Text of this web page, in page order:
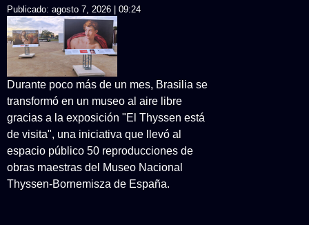
Publicado: agosto 7, 2026 | 09:24
Durante poco más de un mes, Brasilia se
transformó en un museo al aire libre
gracias a la exposición "El Thyssen está
de visita", una iniciativa que llevó al
espacio público 50 reproducciones de
obras maestras del Museo Nacional
Thyssen-Bornemisza de España.